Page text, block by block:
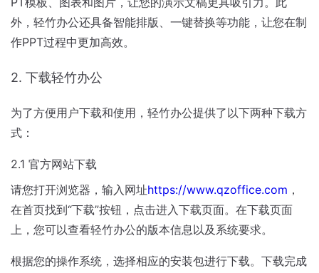
外，轻竹办公还具备智能排版、一键替换等功能，让您在制
作PPT过程中更加高效。
2. 下载轻竹办公
为了方便用户下载和使用，轻竹办公提供了以下两种下载方
式：
2.1 官方网站下载
请您打开浏览器，输入网址https://www.qzoffice.com ，
在首页找到“下载”按钮，点击进入下载页面。在下载页面
上，您可以查看轻竹办公的版本信息以及系统要求。
根据您的操作系统，选择相应的安装包进行下载。下载完成